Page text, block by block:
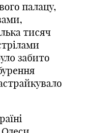
палацу,
тисяч
забито